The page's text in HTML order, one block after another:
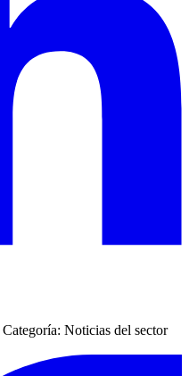
Categoría: Noticias del sector